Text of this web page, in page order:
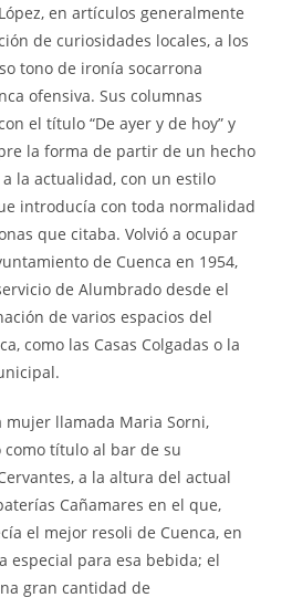
en artículos generalmente
de curiosidades locales, a los
tono de ironía socarrona
ofensiva. Sus columnas
el título “De ayer y de hoy” y
la forma de partir de un hecho
la actualidad, con un estilo
introducía con toda normalidad
que citaba. Volvió a ocupar
de Cuenca en 1954,
de Alumbrado desde el
de varios espacios del
como las Casas Colgadas o la
mujer llamada Maria Sorni,
título al bar de su
a la altura del actual
Cañamares en el que,
el mejor resoli de Cuenca, en
especial para esa bebida; el
gran cantidad de